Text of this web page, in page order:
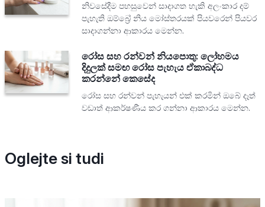
නිවසේදීම පහසුවෙන් සාදාගත හැකි අලංකාර දම්
පැහැති ඔම්බ්‍රේ නිය මෝස්තරයක් පියවරෙන් පියවර
සාදාගන්නා ආකාරය මෙන්න.
රෝස සහ රන්වන් නියපොතු: ලෝහමය
දිදුලක් සමඟ රෝස පැහැය ඒකාබද්ධ
කරන්නේ කෙසේද
රෝස සහ රන්වන් පැහැයන් එක් කරමින් ඔබේ දෑත්
වඩාත් ආකර්ෂණීය කර ගන්නා ආකාරය මෙන්න.
Oglejte si tudi